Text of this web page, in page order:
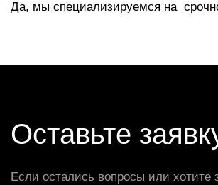
Да, мы специализируемся на
Оставьте
Если остались вопросы или хотите